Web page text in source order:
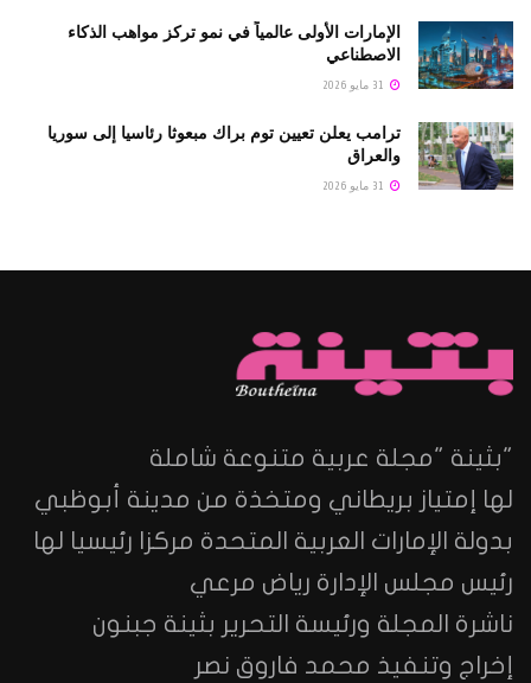
الإمارات الأولى عالمياً في نمو تركز مواهب الذكاء
الاصطناعي
ترامب يعلن تعيين توم براك مبعوثا رئاسيا إلى سوريا
والعراق
"بثينة "مجلة عربية متنوعة شاملة
لها إمتياز بريطاني ومتخذة من مدينة أبوظبي
بدولة الإمارات العربية المتحدة مركزا رئيسيا لها
رئيس مجلس الإدارة رياض مرعي
ناشرة المجلة ورئيسة التحرير بثينة جبنون
إخراج وتنفيذ محمد فاروق نصر